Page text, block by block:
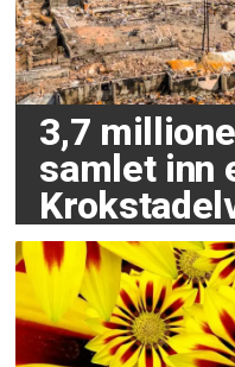
3,7
samlet inn